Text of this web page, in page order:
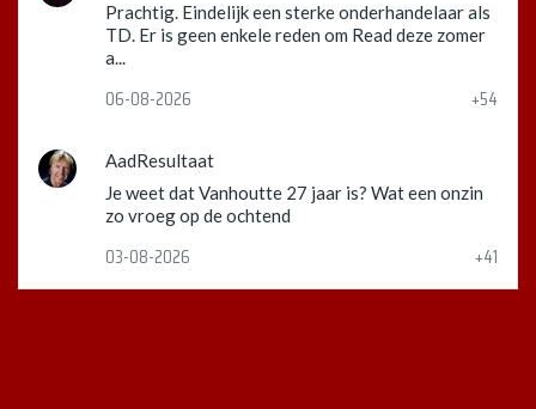
Prachtig. Eindelijk een sterke onderhandelaar als
TD. Er is geen enkele reden om Read deze zomer
a...
06-08-2026 +54
AadResultaat
Je weet dat Vanhoutte 27 jaar is? Wat een onzin
zo vroeg op de ochtend
03-08-2026 +41